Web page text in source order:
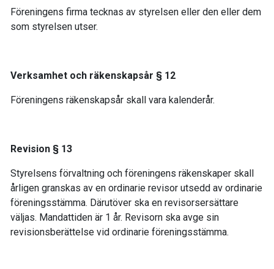
Föreningens firma tecknas av styrelsen eller den eller dem
som styrelsen utser.
Verksamhet och räkenskapsår § 12
Föreningens räkenskapsår skall vara kalenderår.
Revision § 13
Styrelsens förvaltning och föreningens räkenskaper skall
årligen granskas av en ordinarie revisor utsedd av ordinarie
föreningsstämma. Därutöver ska en revisorsersättare
väljas. Mandattiden är 1 år. Revisorn ska avge sin
revisionsberättelse vid ordinarie föreningsstämma.